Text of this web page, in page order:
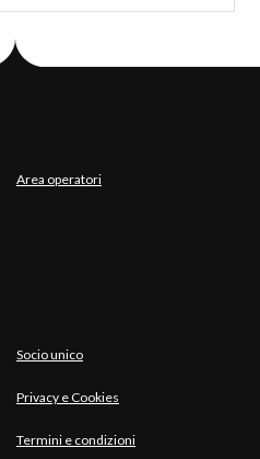
Area operatori
Socio unico
Privacy e Cookies
Termini e condizioni